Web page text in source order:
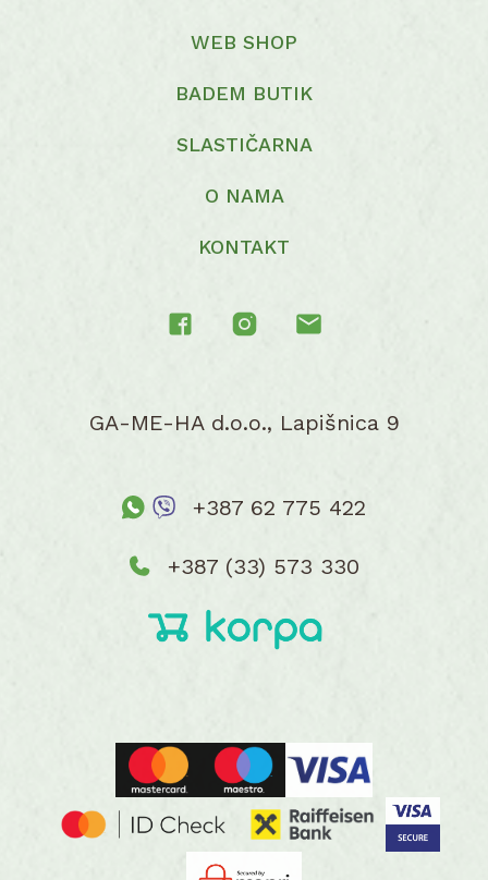
WEB SHOP
BADEM BUTIK
SLASTIČARNA
O NAMA
KONTAKT
GA-ME-HA d.o.o., Lapišnica 9
+387 62 775 422
+387 (33) 573 330